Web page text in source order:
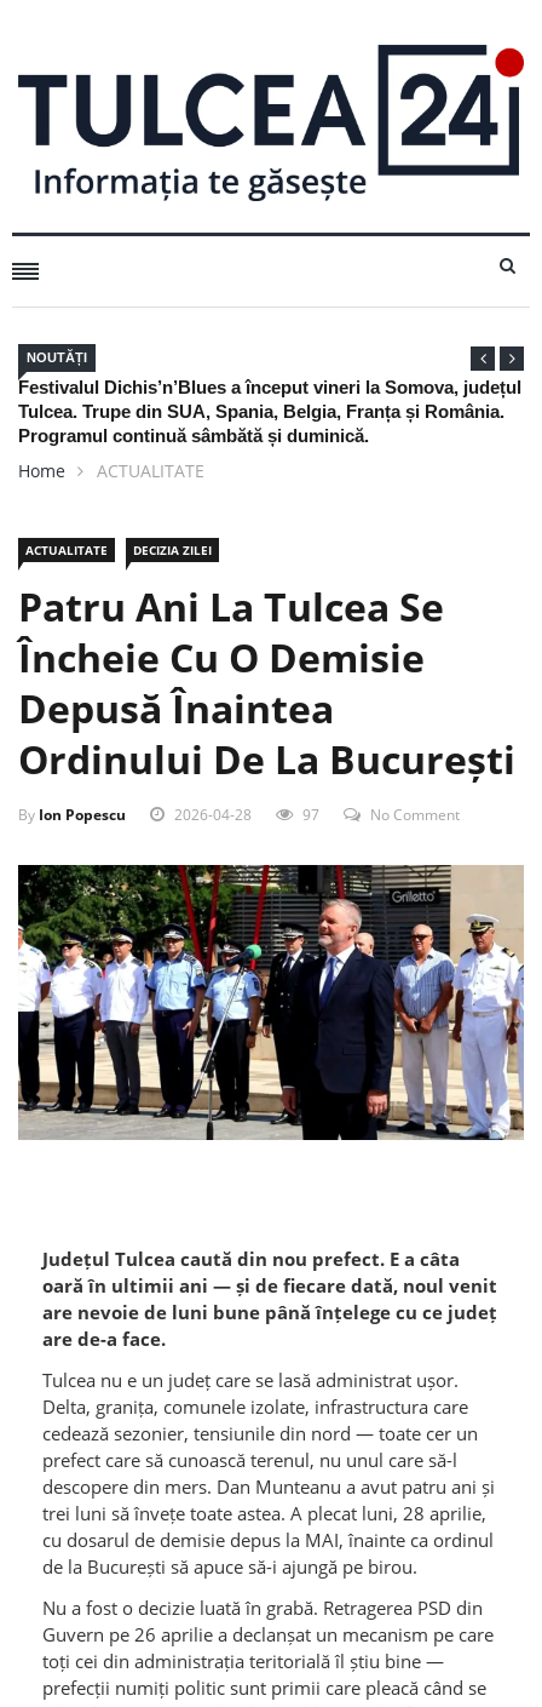
NOUTĂȚI
Nu arunca actele de pescuit din 2025: mai sunt bune trei
săptămâni, dar numai dacă le ai la tine
Home ACTUALITATE
Patru Ani La Tulcea Se
Încheie Cu O Demisie
Depusă Înaintea
Ordinului De La București
oară în ultimii ani — și de fiecare dată, noul venit
are nevoie de luni bune până înțelege cu ce județ
are de-a face.
Delta, granița, comunele izolate, infrastructura care
cedează sezonier, tensiunile din nord — toate cer un
prefect care să cunoască terenul, nu unul care să-l
descopere din mers. Dan Munteanu a avut patru ani și
trei luni să învețe toate astea. A plecat luni, 28 aprilie,
cu dosarul de demisie depus la MAI, înainte ca ordinul
de la București să apuce să-i ajungă pe birou.
Nu a fost o decizie luată în grabă. Retragerea PSD din
Guvern pe 26 aprilie a declanșat un mecanism pe care
toți cei din administrația teritorială îl știu bine —
prefecții numiți politic sunt primii care pleacă când se
schimbă puterea. Ordinele de eliberare din funcție